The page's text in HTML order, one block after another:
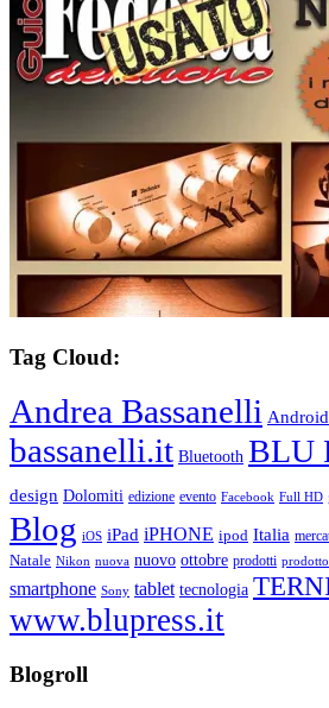
Tag Cloud:
Andrea Bassanelli Android
bassanelli.it Bluetooth BLU
design Dolomiti edizione evento Facebook Full HD
Blog iOS iPad iPHONE ipod Italia
Natale Nikon nuova nuovo ottobre prodotti prodotto
smartphone Sony tablet tecnologia
www.blupress.it
Blogroll